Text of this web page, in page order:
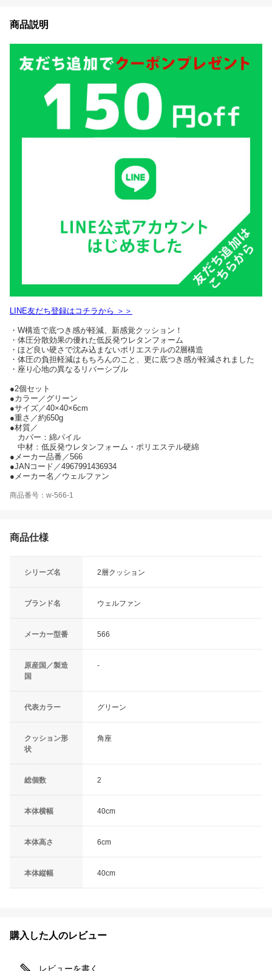
商品説明
LINE友だち登録はコチラから ＞＞
・W構造で底つき感が軽減、新感覚クッション！
・体圧分散効果の優れた低反発ウレタンフォーム
・ほど良い硬さで沈み込まないポリエステルの2層構造
・体圧の負担軽減はもちろんのこと、更に底つき感が軽減されました
・座り心地の異なるリバーシブル
●2個セット
●カラー／グリーン
●サイズ／40×40×6cm
●重さ／約650g
●材質／
カバー：綿パイル
中材：低反発ウレタンフォーム・ポリエステル硬綿
●メーカー品番／566
●JANコード／4967991436934
●メーカー名／ウェルファン
商品番号：w-566-1
商品仕様
シリーズ名 2層クッション
ブランド名 ウェルファン
メーカー型番 566
原産国／製造
国
-
代表カラー グリーン
クッション形
状
角座
総個数 2
本体横幅 40cm
本体高さ 6cm
本体縦幅 40cm
購入した人のレビュー
レビューを書く